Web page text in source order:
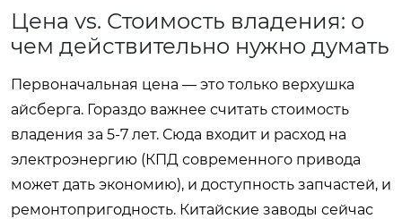
Цена vs. Стоимость владения: о
чем действительно нужно думать
Первоначальная цена — это только верхушка
айсберга. Гораздо важнее считать стоимость
владения за 5-7 лет. Сюда входит и расход на
электроэнергию (КПД современного привода
может дать экономию), и доступность запчастей, и
ремонтопригодность. Китайские заводы сейчас